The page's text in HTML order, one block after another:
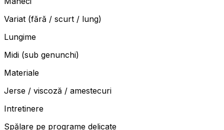
Variat (fără / scurt / lung)
Lungime
Midi (sub genunchi)
Materiale
Jerse / viscoză / amestecuri
Intretinere
Spălare pe programe delicate